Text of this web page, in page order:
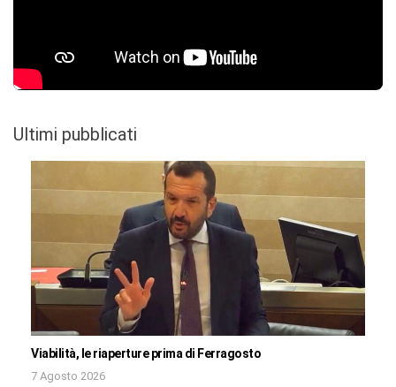
Ultimi pubblicati
Viabilità, le riaperture prima di Ferragosto
7 Agosto 2026